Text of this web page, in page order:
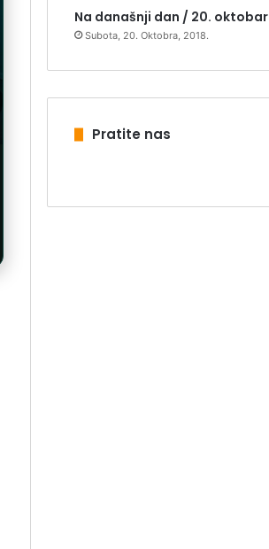
Na današnji dan / 20. oktobar
Subota, 20. Oktobra, 2018.
Pratite nas